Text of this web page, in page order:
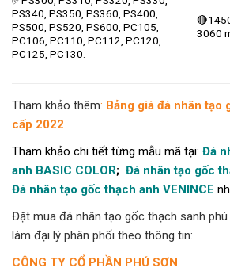
PS340, PS350, PS360, PS400,
PS500, PS520, PS600, PC105,
PC106, PC110, PC112, PC120,
PC125, PC130.
3060
Tham khảo thêm: Bảng giá đá nhân tạo
cấp 2022
Tham khảo chi tiết từng mẫu mã tại: Đá
anh BASIC COLOR; Đá nhân tạo gốc
Đá nhân tạo gốc thạch anh VENINCE
Đặt mua đá nhân tạo gốc thạch sanh
làm đại lý phân phối theo thông tin:
CÔNG TY CỔ PHẦN PHÚ SƠN